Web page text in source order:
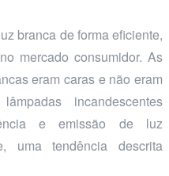
branca de forma eficiente,
mercado consumidor. As
eram caras e não eram
incandescentes
e emissão de luz
uma tendência descrita